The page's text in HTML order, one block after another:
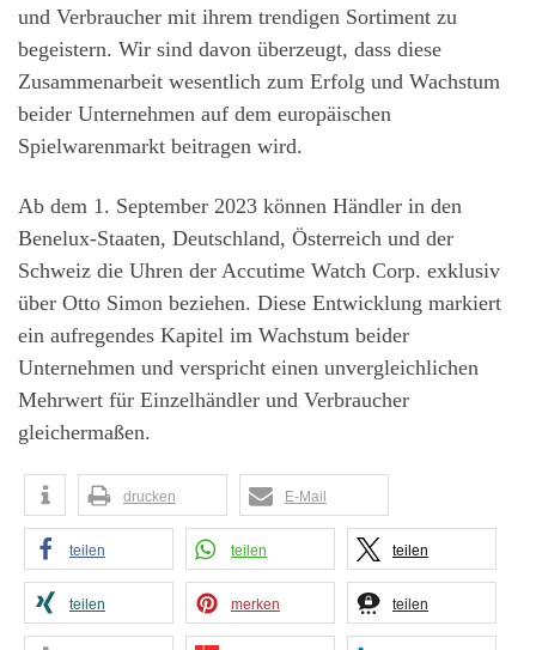
und Verbraucher mit ihrem trendigen Sortiment zu
begeistern. Wir sind davon überzeugt, dass diese
Zusammenarbeit wesentlich zum Erfolg und Wachstum
beider Unternehmen auf dem europäischen
Spielwarenmarkt beitragen wird.
Ab dem 1. September 2023 können Händler in den
Benelux-Staaten, Deutschland, Österreich und der
Schweiz die Uhren der Accutime Watch Corp. exklusiv
über Otto Simon beziehen. Diese Entwicklung markiert
ein aufregendes Kapitel im Wachstum beider
Unternehmen und verspricht einen unvergleichlichen
Mehrwert für Einzelhändler und Verbraucher
gleichermaßen.
drucken E-Mail
teilen teilen teilen
teilen merken teilen